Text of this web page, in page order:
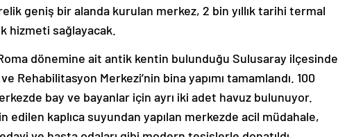
geniş bir alanda kurulan merkez, 2 bin yıllık tarihi termal
hizmeti sağlayacak.
dönemine ait antik kentin bulunduğu Sulusaray ilçesinde
Rehabilitasyon Merkezi’nin bina yapımı tamamlandı. 100
bay ve bayanlar için ayrı iki adet havuz bulunuyor.
edilen kaplıca suyundan yapılan merkezde acil müdahale,